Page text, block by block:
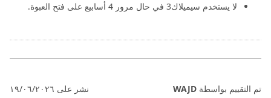
لا يستخدم سيميلاك3 في حال مرور 4 أسابيع على فتح العبوة.
تم التقييم بواسطة WAJD نشر على ١٩/٠٦/٢٠٢٦